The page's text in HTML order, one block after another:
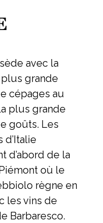
avec la
grande
cépages au
plus grande
goûts. Les
d’Italie
d’abord de la
où le
règne en
les vins de
Barbaresco.